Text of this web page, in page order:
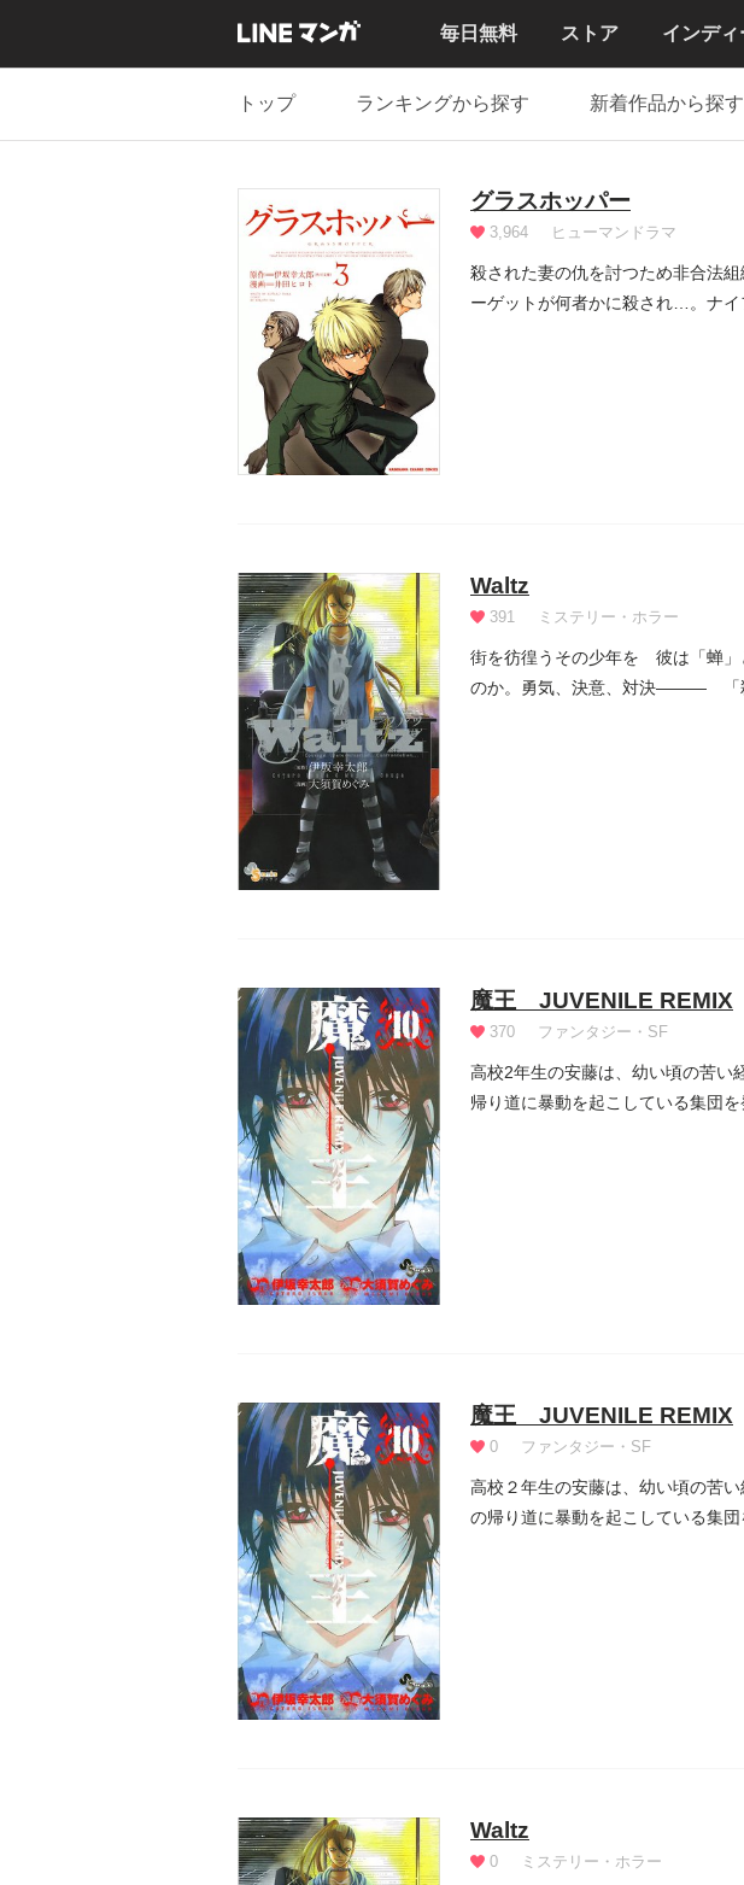
毎日無料 ストア インディ
トップ ランキングから探す 新着作品から探す
グラスホッパー
3,964 ヒューマンドラマ
殺された妻の仇を討つため非合法
ーゲットが何者かに殺され…。ナイ
Waltz
391 ミステリー・ホラー
街を彷徨うその少年を 彼は「蝉
のか。勇気、決意、対決――― 「殺
魔王 JUVENILE REMIX
370 ファンタジー・SF
高校2年生の安藤は、幼い頃の苦い
帰り道に暴動を起こしている集団
魔王 JUVENILE REMIX
0 ファンタジー・SF
高校２年生の安藤は、幼い頃の苦
の帰り道に暴動を起こしている集
Waltz
0 ミステリー・ホラー